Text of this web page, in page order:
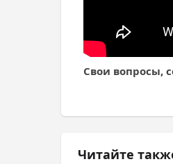
Свои вопросы,
Читайте